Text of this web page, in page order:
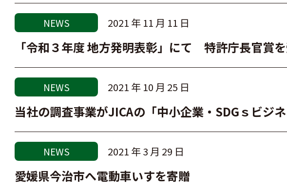
NEWS 2021 年 11 月 11 日
「令和３年度 地方発明表彰」にて 特許庁長官賞
NEWS 2021 年 10 月 25 日
当社の調査事業がJICAの「中小企業・SDGｓビジ
NEWS 2021 年 3 月 29 日
愛媛県今治市へ電動車いすを寄贈